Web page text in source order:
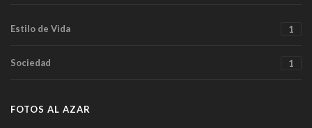
Estilo de Vida 1
Sociedad 1
FOTOS AL AZAR